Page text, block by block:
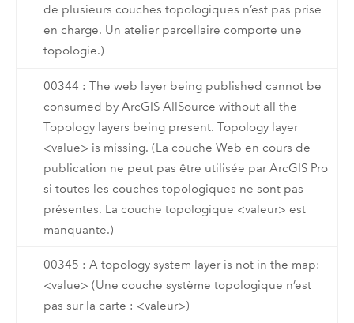
de plusieurs couches topologiques n’est pas prise
en charge. Un atelier parcellaire comporte une
topologie.)
00344 : The web layer being published cannot be
consumed by ArcGIS AllSource without all the
Topology layers being present. Topology layer
<value> is missing. (La couche Web en cours de
publication ne peut pas être utilisée par ArcGIS Pro
si toutes les couches topologiques ne sont pas
présentes. La couche topologique <valeur> est
manquante.)
00345 : A topology system layer is not in the map:
<value> (Une couche système topologique n’est
pas sur la carte : <valeur>)